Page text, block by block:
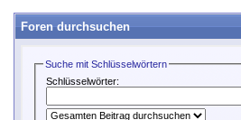
Foren durchsuchen
Suche mit Schlüsselwörtern
Schlüsselwörter: